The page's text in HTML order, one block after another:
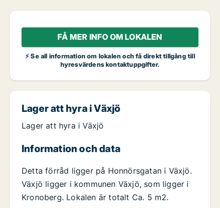
FÅ MER INFO OM LOKALEN
⚡ Se all information om lokalen och få direkt tillgång till
hyresvärdens kontaktuppgifter.
Lager att hyra i Växjö
Lager att hyra i Växjö
Information och data
Detta förråd ligger på Honnörsgatan i Växjö.
Växjö ligger i kommunen Växjö, som ligger i
Kronoberg. Lokalen är totalt Ca. 5 m2.